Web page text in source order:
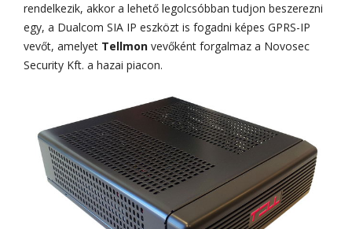
rendelkezik, akkor a lehető legolcsóbban tudjon beszerezni
egy, a Dualcom SIA IP eszközt is fogadni képes GPRS-IP
vevőt, amelyet Tellmon vevőként forgalmaz a Novosec
Security Kft. a hazai piacon.